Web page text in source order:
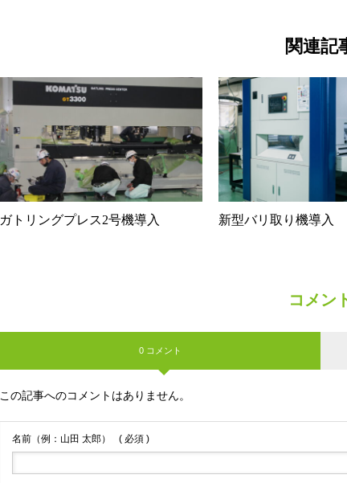
関連記
ガトリングプレス2号機導入 新型バリ取り機導入
コメン
0 コメント
この記事へのコメントはありません。
名前（例：山田 太郎） ( 必須 )